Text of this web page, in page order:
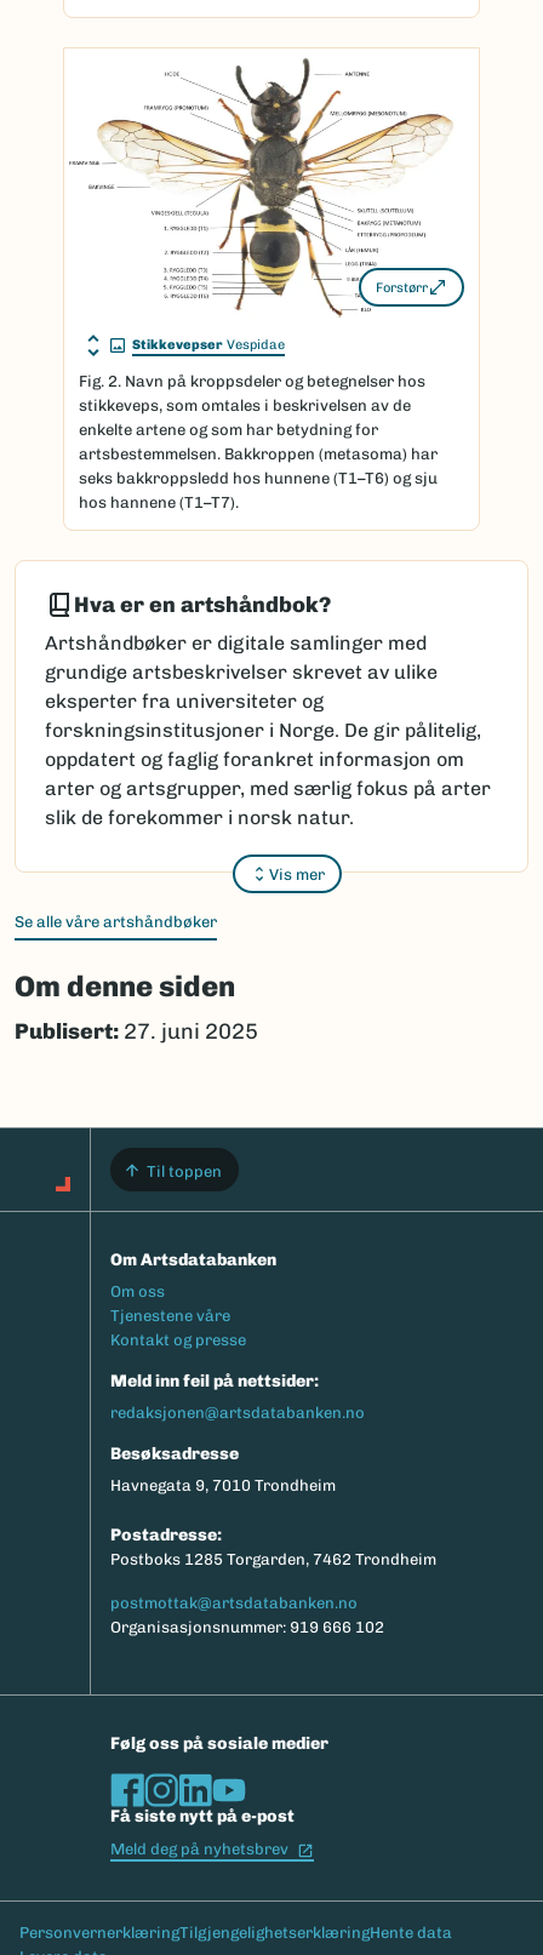
Forstørr
Stikkevepser Vespidae
Fig. 2. Navn på kroppsdeler og betegnelser hos
stikkeveps, som omtales i beskrivelsen av de
enkelte artene og som har betydning for
artsbestemmelsen. Bakkroppen (metasoma) har
seks bakkroppsledd hos hunnene (T1–T6) og sju
hos hannene (T1–T7).
Hva er en artshåndbok?
Artshåndbøker er digitale samlinger med
grundige artsbeskrivelser skrevet av ulike
eksperter fra universiteter og
forskningsinstitusjoner i Norge. De gir pålitelig,
oppdatert og faglig forankret informasjon om
arter og artsgrupper, med særlig fokus på arter
slik de forekommer i norsk natur.
Vis mer
Se alle våre artshåndbøker
Om denne siden
Publisert: 27. juni 2025
Til toppen
Om Artsdatabanken
Footermeny
Om oss
Tjenestene våre
Kontakt og presse
Meld inn feil på nettsider:
redaksjonen@artsdatabanken.no
Besøksadresse
Havnegata 9, 7010 Trondheim
Postadresse:
Postboks 1285 Torgarden, 7462 Trondheim
postmottak@artsdatabanken.no
Organisasjonsnummer: 919 666 102
Følg oss på sosiale medier
Få siste nytt på e-post
Meld deg på nyhetsbrev
Bunntekst
PersonvernerklæringTilgjengelighetserklæringHente data